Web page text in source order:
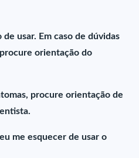
usar. Em caso de dúvidas
orientação do
procure orientação de
me esquecer de usar o